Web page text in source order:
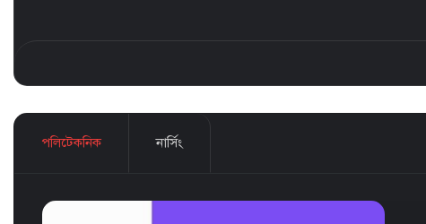
পলিটেকনিক নার্সিং